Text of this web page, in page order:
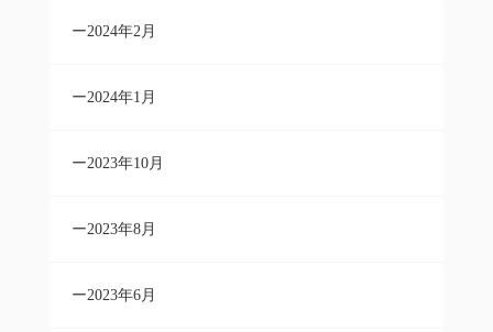
2024年2月
2024年1月
2023年10月
2023年8月
2023年6月